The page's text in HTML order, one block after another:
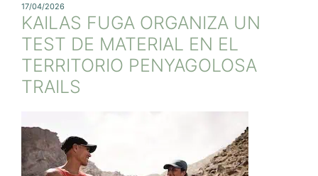
17/04/2026
KAILAS FUGA ORGANIZA UN
TEST DE MATERIAL EN EL
TERRITORIO PENYAGOLOSA
TRAILS